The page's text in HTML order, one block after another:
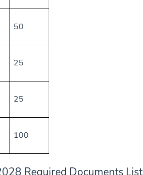
50
25
25
100
Required Documents List